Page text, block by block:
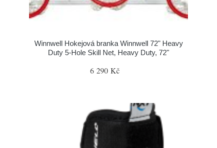
Winnwell Hokejová branka Winnwell 72" Heavy
Duty 5-Hole Skill Net, Heavy Duty, 72"
6 290 Kč